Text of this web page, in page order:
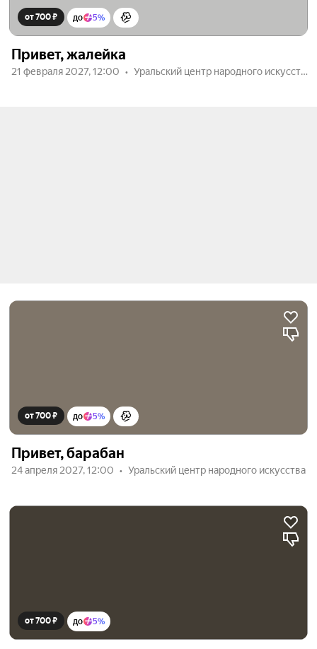
от 700 ₽ до 5%
Привет, жалейка
21 февраля 2027, 12:00 Уральский центр народного искусства
от 700 ₽ до 5%
Привет, барабан
24 апреля 2027, 12:00 Уральский центр народного искусства
от 700 ₽ до 5%